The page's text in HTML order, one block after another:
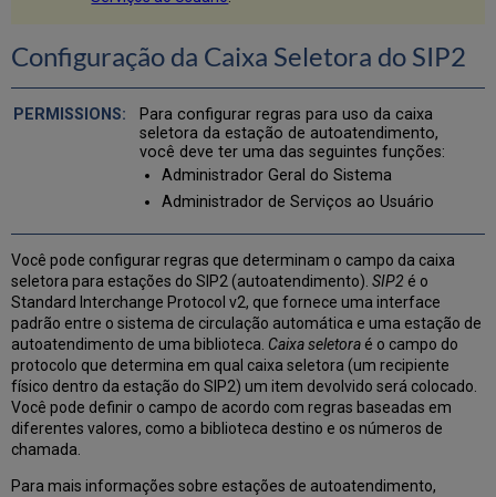
Seletora
Configuração da Caixa Seletora do SIP2
Para configurar regras para uso da caixa
seletora da estação de autoatendimento,
você deve ter uma das seguintes funções:
Administrador Geral do Sistema
Administrador de Serviços ao Usuário
Você pode configurar regras que determinam o campo da caixa
seletora para estações do SIP2 (autoatendimento).SIP2 é o
Standard Interchange Protocol v2, que fornece uma interface
padrão entre o sistema de circulação automática e uma estação de
autoatendimento de uma biblioteca. Caixa seletora é o campo do
protocolo que determina em qual caixa seletora (um recipiente
físico dentro da estação do SIP2) um item devolvido será colocado.
Você pode definir o campo de acordo com regras baseadas em
diferentes valores, como a biblioteca destino e os números de
chamada.
Para mais informações sobre estações de autoatendimento,